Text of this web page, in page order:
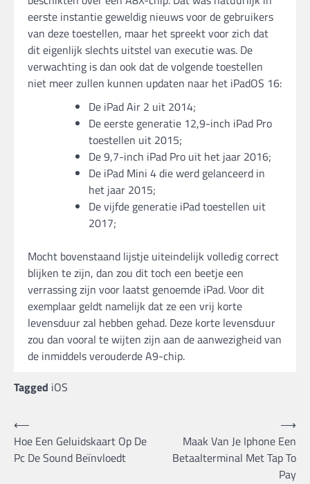
eerste instantie geweldig nieuws voor de gebruikers
van deze toestellen, maar het spreekt voor zich dat
dit eigenlijk slechts uitstel van executie was. De
verwachting is dan ook dat de volgende toestellen
niet meer zullen kunnen updaten naar het iPadOS 16:
De iPad Air 2 uit 2014;
De eerste generatie 12,9-inch iPad Pro
toestellen uit 2015;
De 9,7-inch iPad Pro uit het jaar 2016;
De iPad Mini 4 die werd gelanceerd in
het jaar 2015;
De vijfde generatie iPad toestellen uit
2017;
Mocht bovenstaand lijstje uiteindelijk volledig correct
blijken te zijn, dan zou dit toch een beetje een
verrassing zijn voor laatst genoemde iPad. Voor dit
exemplaar geldt namelijk dat ze een vrij korte
levensduur zal hebben gehad. Deze korte levensduur
zou dan vooral te wijten zijn aan de aanwezigheid van
de inmiddels verouderde A9-chip.
Tagged iOS
Bericht
navigatie
⟵
Hoe Een Geluidskaart Op De
Pc De Sound Beïnvloedt
Maak Van Je Iphone Een
Betaalterminal Met Tap To
Pay
⟶